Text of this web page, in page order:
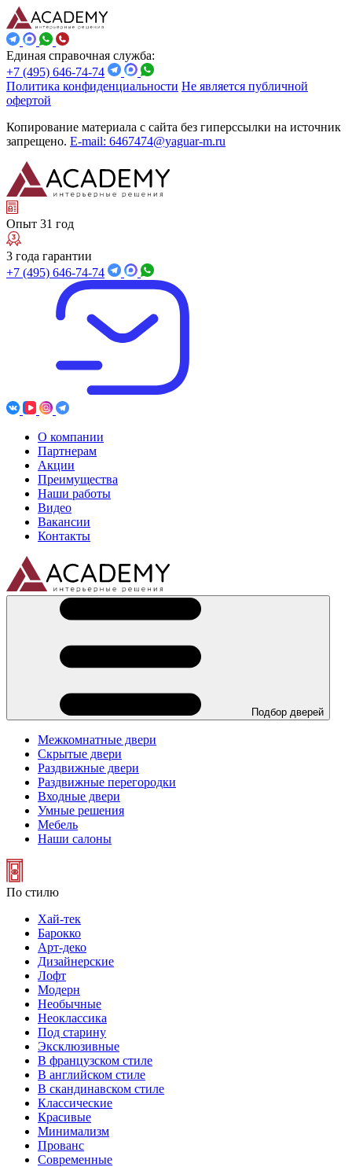
Единая справочная служба:
+7 (495) 646-74-74
Политика конфиденциальности Не является публичной
офертой
Копирование материала с сайта без гиперссылки на источник
запрещено. E-mail: 6467474@yaguar-m.ru
Опыт 31 год
3 года гарантии
+7 (495) 646-74-74
О компании
Партнерам
Акции
Преимущества
Наши работы
Видео
Вакансии
Контакты
Подбор дверей
Межкомнатные двери
Скрытые двери
Раздвижные двери
Раздвижные перегородки
Входные двери
Умные решения
Мебель
Наши салоны
По стилю
Хай-тек
Барокко
Арт-деко
Дизайнерские
Лофт
Модерн
Необычные
Неоклассика
Под старину
Эксклюзивные
В французском стиле
В английском стиле
В скандинавском стиле
Классические
Красивые
Минимализм
Прованс
Современные